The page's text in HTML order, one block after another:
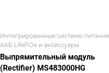
Интегрированные системы питания,
АКБ LifePO4 и аксессуары
Выпрямительный модуль
(Rectifier) MS483000HG